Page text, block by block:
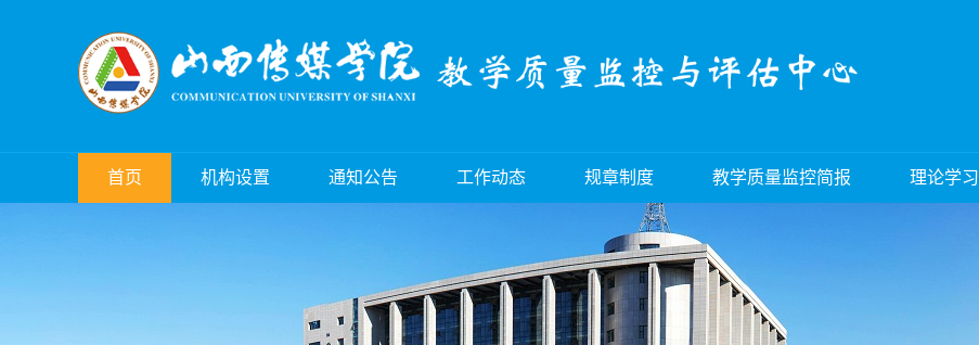
首页 机构设置 通知公告 工作动态 规章制度 教学质量监控简报 理论学习